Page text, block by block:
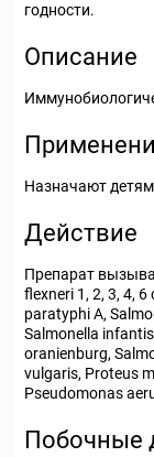
годности.
Описание
Назначают
Действие
Препарат
flexneri 1, 2, 3, 4,
paratyphi A,
Salmonella
oranienburg,
vulgaris, Proteus
Pseudomonas
Побочные